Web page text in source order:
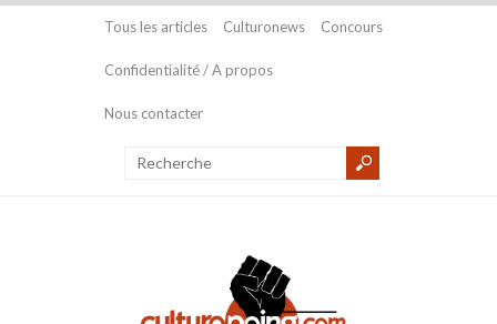
Tous les articles Culturonews Concours
Confidentialité / A propos
Nous contacter